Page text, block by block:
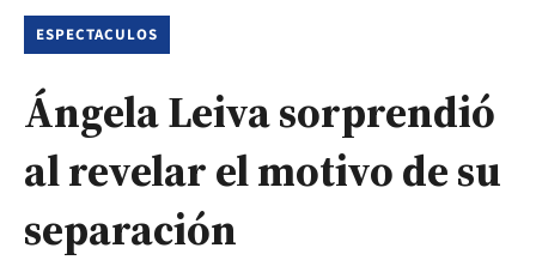
ESPECTACULOS
Ángela Leiva sorprendió
al revelar el motivo de su
separación